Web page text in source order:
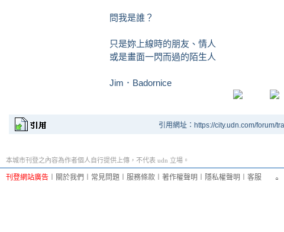
問我是誰？
只是妳上線時的朋友、情人
或是畫面一閃而過的陌生人
Jim．Badornice
引用網址：https://city.udn.com/forum/
本城市刊登之內容為作者個人自行提供上傳，不代表 udn 立場。
刊登網站廣告 關於我們 常見問題 服務條款 著作權聲明 隱私權聲明 客服